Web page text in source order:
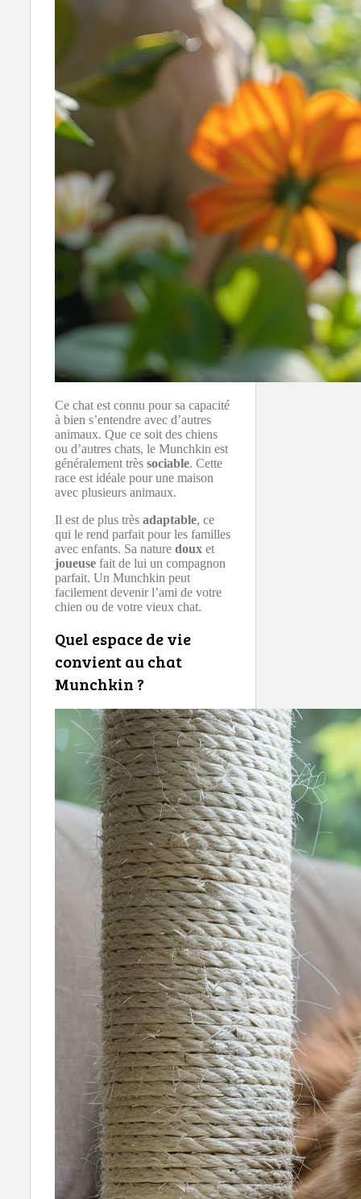
Ce chat est connu pour sa capacité
à bien s’entendre avec d’autres
animaux. Que ce soit des chiens
ou d’autres chats, le Munchkin est
généralement très sociable. Cette
race est idéale pour une maison
avec plusieurs animaux.
Il est de plus très adaptable, ce
qui le rend parfait pour les familles
avec enfants. Sa nature doux et
joueuse fait de lui un compagnon
parfait. Un Munchkin peut
facilement devenir l’ami de votre
chien ou de votre vieux chat.
Quel espace de vie
convient au chat
Munchkin ?